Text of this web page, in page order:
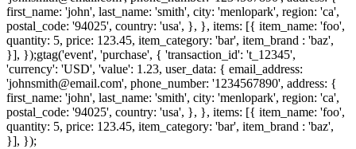
first_name: 'john', last_name: 'smith', city: 'menlopark', region: 'ca',
postal_code: '94025', country: 'usa', }, }, items: [{ item_name: 'foo',
quantity: 5, price: 123.45, item_category: 'bar', item_brand : 'baz',
}], });gtag('event', 'purchase', { 'transaction_id': 't_12345',
'currency': 'USD', 'value': 1.23, user_data: { email_address:
'johnsmith@email.com', phone_number: '1234567890', address: {
first_name: 'john', last_name: 'smith', city: 'menlopark', region: 'ca',
postal_code: '94025', country: 'usa', }, }, items: [{ item_name: 'foo',
quantity: 5, price: 123.45, item_category: 'bar', item_brand : 'baz',
}], });